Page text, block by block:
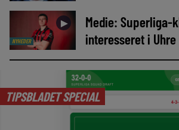
NYHEDER
►
Medie: Superliga-
interesseret i Uhre
TIPSBLADET SPECIAL